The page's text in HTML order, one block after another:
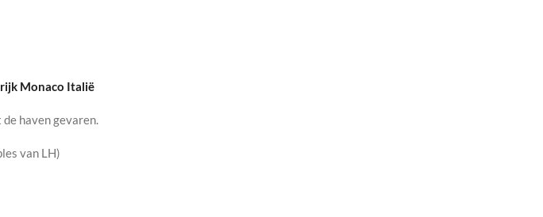
Monaco Italië
haven gevaren.
van LH)